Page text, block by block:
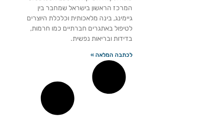
המרכז הראשון בישראל שמחבר בין
גיימינג, בינה מלאכותית וכלכלת היוצרים
לטיפול באתגרים חברתיים כמו חרמות,
בדידות ובריאות נפשית.
לכתבה המלאה »